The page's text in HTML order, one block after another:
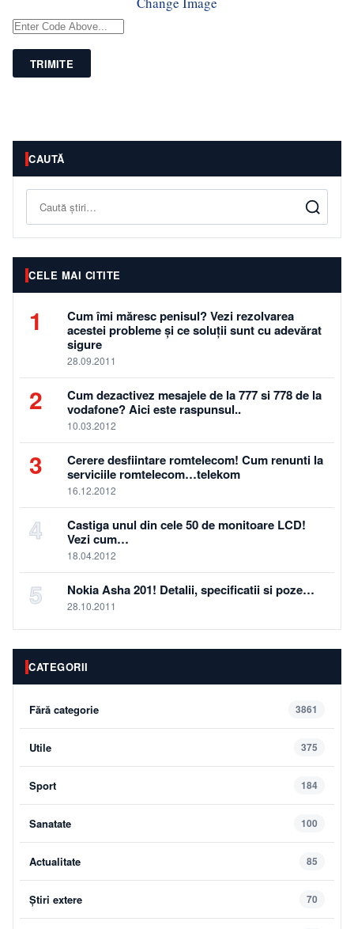
TRIMITE
CAUTĂ
Caută
CELE MAI CITITE
1
Cum îmi măresc penisul? Vezi rezolvarea
acestei probleme și ce soluții sunt cu adevărat
sigure
28.09.2011
2
Cum dezactivez mesajele de la 777 si 778 de la
vodafone? Aici este raspunsul..
10.03.2012
3
Cerere desfiintare romtelecom! Cum renunti la
serviciile romtelecom…telekom
16.12.2012
4
Castiga unul din cele 50 de monitoare LCD!
Vezi cum…
18.04.2012
5 Nokia Asha 201! Detalii, specificatii si poze…
28.10.2011
CATEGORII
Fără categorie 3861
Utile 375
Sport 184
Sanatate 100
Actualitate 85
Știri extere 70